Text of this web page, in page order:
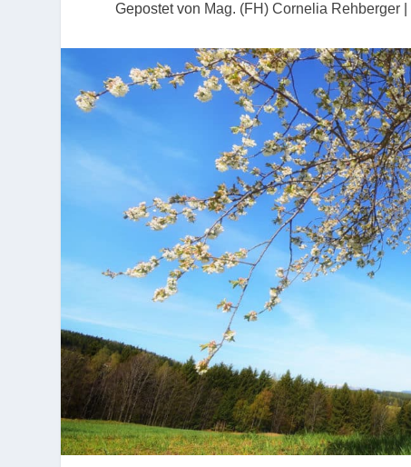
Gepostet von Mag. (FH) Cornelia Rehberger